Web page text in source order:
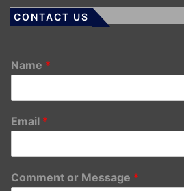
CONTACT US
Name *
Email *
Comment or Message *